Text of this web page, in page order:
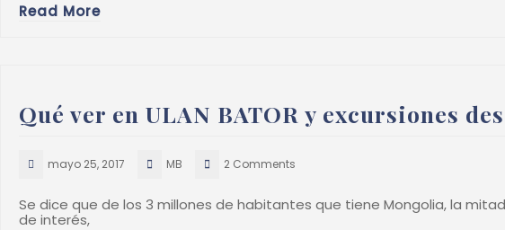
Read More
Qué ver en ULAN BATOR y excursiones
mayo 25, 2017 MB 2 Comments
Se dice que de los 3 millones de habitantes que tiene Mongolia, la
de interés,